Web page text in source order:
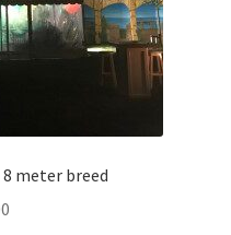
meter breed